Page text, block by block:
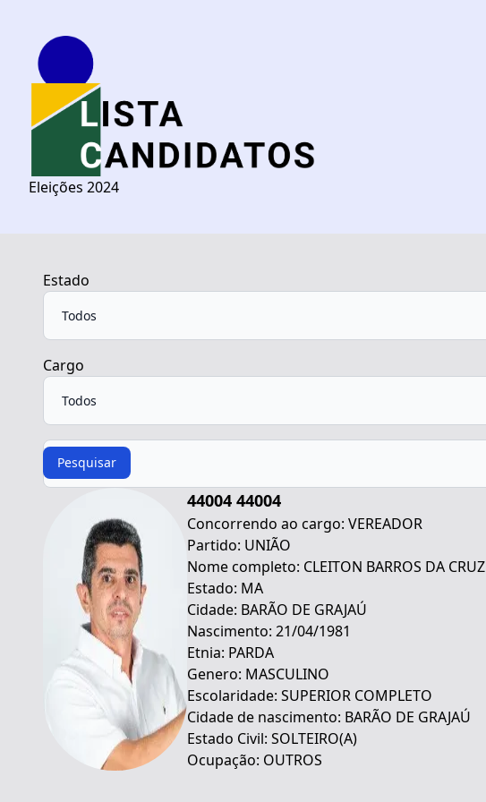
Eleições 2024
Estado
Cargo
Procurar
Pesquisar
44004 44004
Concorrendo ao cargo: VEREADOR
Partido: UNIÃO
Nome completo: CLEITON BARROS DA CRUZ
Estado: MA
Cidade: BARÃO DE GRAJAÚ
Nascimento: 21/04/1981
Etnia: PARDA
Genero: MASCULINO
Escolaridade: SUPERIOR COMPLETO
Cidade de nascimento: BARÃO DE GRAJAÚ
Estado Civil: SOLTEIRO(A)
Ocupação: OUTROS